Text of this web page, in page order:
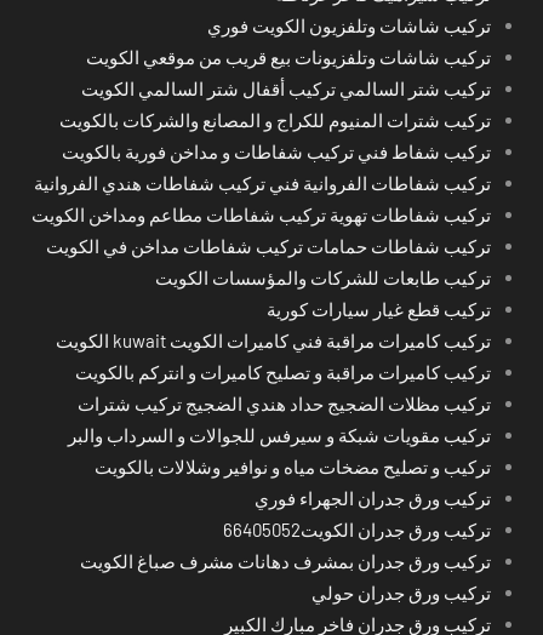
تركيب شاشات وتلفزيون الكويت فوري
تركيب شاشات وتلفزيونات بيع قريب من موقعي الكويت
تركيب شتر السالمي تركيب أقفال شتر السالمي الكويت
تركيب شترات المنيوم للكراج و المصانع والشركات بالكويت
تركيب شفاط فني تركيب شفاطات و مداخن فورية بالكويت
تركيب شفاطات الفروانية فني تركيب شفاطات هندي الفروانية
تركيب شفاطات تهوية تركيب شفاطات مطاعم ومداخن الكويت
تركيب شفاطات حمامات تركيب شفاطات مداخن في الكويت
تركيب طابعات للشركات والمؤسسات الكويت
تركيب قطع غيار سيارات كورية
تركيب كاميرات مراقبة فني كاميرات الكويت kuwait الكويت
تركيب كاميرات مراقبة و تصليح كاميرات و انتركم بالكويت
تركيب مظلات الضجيج حداد هندي الضجيج تركيب شترات
تركيب مقويات شبكة و سيرفس للجوالات و السرداب والبر
تركيب و تصليح مضخات مياه و نوافير وشلالات بالكويت
تركيب ورق جدران الجهراء فوري
تركيب ورق جدران الكويت66405052
تركيب ورق جدران بمشرف دهانات مشرف صباغ الكويت
تركيب ورق جدران حولي
تركيب ورق جدران فاخر مبارك الكبير